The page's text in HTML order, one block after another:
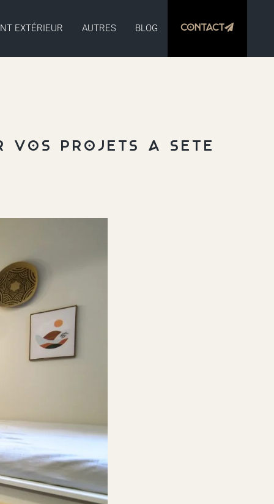
EXTÉRIEUR AUTRES BLOG Contact
vos projets à Sète